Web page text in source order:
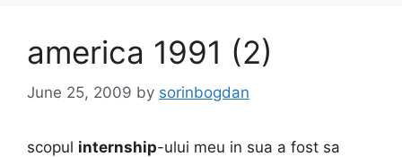
america 1991 (2)
June 25, 2009 by sorinbogdan
scopul internship-ului meu in sua a fost sa